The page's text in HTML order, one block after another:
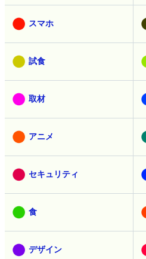
ネットサービス
スマホ
試食
取材
アニメ
セキュリティ
食